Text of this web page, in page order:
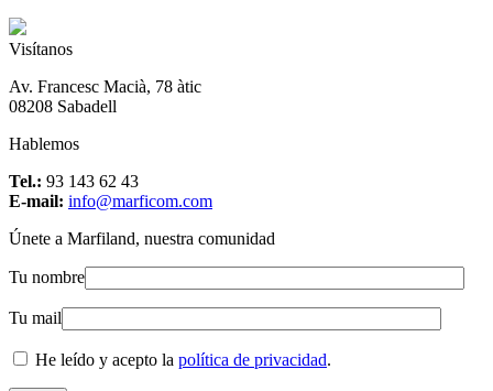
Visítanos
Av. Francesc Macià, 78 àtic
08208 Sabadell
Hablemos
Tel.: 93 143 62 43
E-mail: info@marficom.com
Únete a Marfiland, nuestra comunidad
Tu nombre
Tu mail
He leído y acepto la política de privacidad.